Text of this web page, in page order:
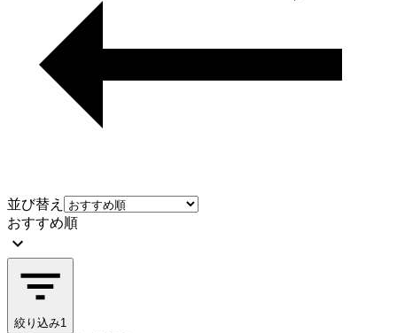
並び替え
おすすめ順
絞り込み1